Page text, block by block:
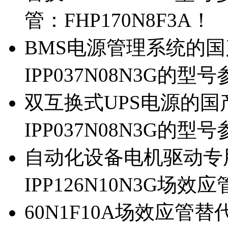
管：FHP170N8F3A！
BMS电源管理系统的
IPP037N08N3G的型号
双互换式UPS电源的
IPP037N08N3G的型号
自动化设备电机驱动
IPP126N10N3G场效应
60N1F10A场效应管替